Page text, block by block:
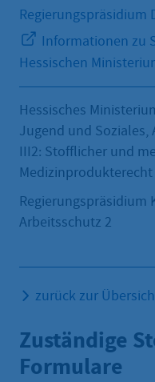
Regierungspräsidium
Informationen zu
Hessischen
Hessisches
Jugend und
III2: Stofflicher und
Medizinprodukterecht
Regierungspräsidium
Arbeitsschutz 2
zurück zur
Zuständige
Formulare